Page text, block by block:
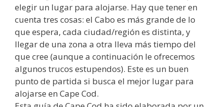
elegir un lugar para alojarse. Hay que tener en
cuenta tres cosas: el Cabo es más grande de lo
que espera, cada ciudad/región es distinta, y
llegar de una zona a otra lleva más tiempo del
que cree (aunque a continuación le ofrecemos
algunos trucos estupendos). Este es un buen
punto de partida si busca el mejor lugar para
alojarse en Cape Cod.